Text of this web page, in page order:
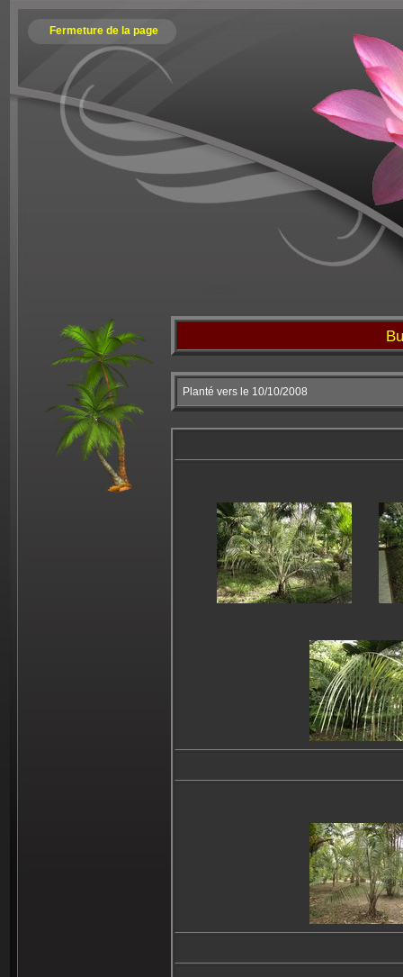
Fermeture de la page
Planté vers le 10/10/2008